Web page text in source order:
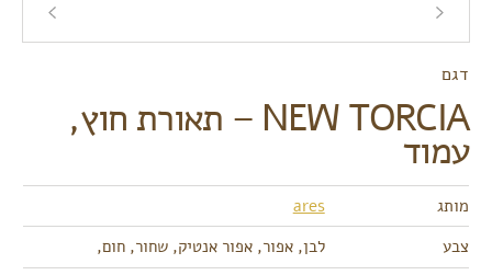
דגם
NEW TORCIA – תאורת חוץ,
עמוד
מותג
ares
צבע
לבן, אפור, אפור אנטיק, שחור, חום,